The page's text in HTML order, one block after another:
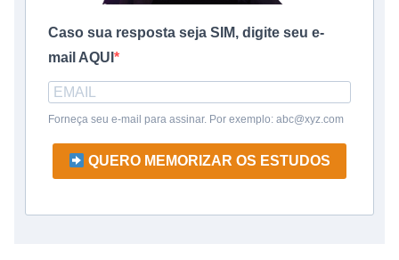
Caso sua resposta seja SIM, digite seu e-
mail AQUI
Forneça seu e-mail para assinar. Por exemplo: abc@xyz.com
QUERO MEMORIZAR OS ESTUDOS